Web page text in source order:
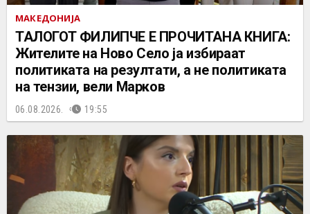
МАКЕДОНИЈА
ТАЛОГОТ ФИЛИПЧЕ Е ПРОЧИТАНА КНИГА:
Жителите на Ново Село ја избираат
политиката на резултати, а не политиката
на тензии, вели Марков
06.08.2026. 19:55